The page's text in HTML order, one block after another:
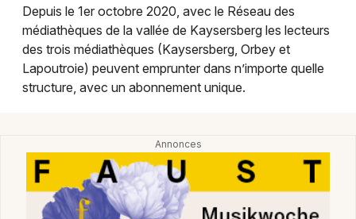
Depuis le 1er octobre 2020, avec le Réseau des
médiathèques de la vallée de Kaysersberg les lecteurs
des trois médiathèques (Kaysersberg, Orbey et
Lapoutroie) peuvent emprunter dans n’importe quelle
structure, avec un abonnement unique.